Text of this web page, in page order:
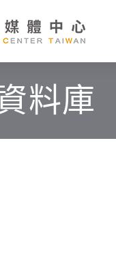
料庫